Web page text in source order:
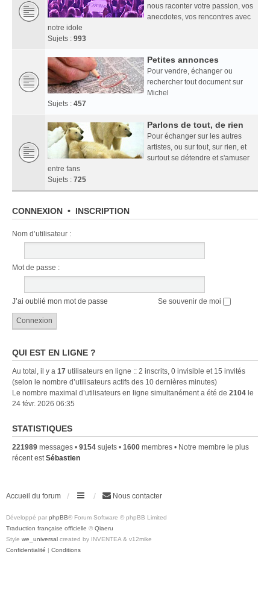
nous raconter votre passion, vos
anecdotes, vos rencontres avec
notre idole
Sujets : 993
Petites annonces
Pour vendre, échanger ou
rechercher tout document sur
Michel
Sujets : 457
Parlons de tout, de rien
Pour échanger sur les autres
artistes, ou sur tout, sur rien, et
surtout se détendre et s'amuser
entre fans
Sujets : 725
CONNEXION • INSCRIPTION
Nom d’utilisateur :
Mot de passe :
J’ai oublié mon mot de passe Se souvenir de moi
QUI EST EN LIGNE ?
Au total, il y a 17 utilisateurs en ligne :: 2 inscrits, 0 invisible et 15 invités
(selon le nombre d’utilisateurs actifs des 10 dernières minutes)
Le nombre maximal d’utilisateurs en ligne simultanément a été de 2104 le
24 févr. 2026 06:35
STATISTIQUES
221989 messages • 9154 sujets • 1600 membres • Notre membre le plus
récent estSébastien
Accueil du forum Nous contacter
Développé par phpBB® Forum Software © phpBB Limited
Traduction française officielle © Qiaeru
Style we_universal created by INVENTEA & v12mike
Confidentialité | Conditions